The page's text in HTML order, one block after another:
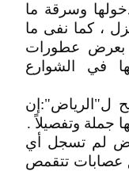
وسرقة ما
، كما نفى ما
بعرض عطورات
في الشوارع
ل"الرياض":إن
جملة وتفصيلاً .
لم تسجل أي
عصابات تتقمص